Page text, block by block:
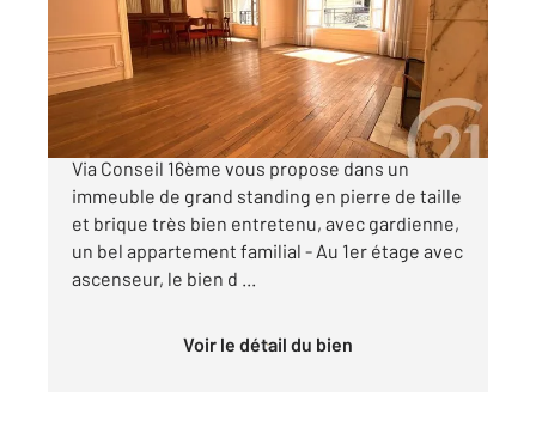
Appartement F4 à vendre
800 400 €
MÉTRO EXELMANS - Votre agence Century 21
Via Conseil 16ème vous propose dans un
immeuble de grand standing en pierre de taille
et brique très bien entretenu, avec gardienne,
un bel appartement familial - Au 1er étage avec
ascenseur, le bien d ...
Voir le détail du bien